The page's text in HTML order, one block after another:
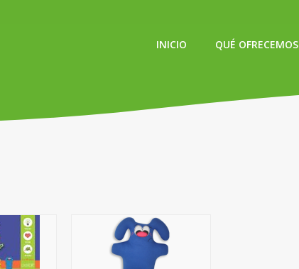
INICIO
QUÉ OFRECEMOS